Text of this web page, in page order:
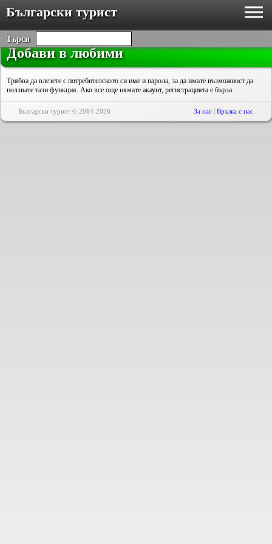
Български турист
Търси
Добави в любими
Трябва да влезете с потребителското си име и парола, за да имате възможност да
ползвате тази функция. Ако все още нямате акаунт, регистрацията е бърза.
Български турист © 2014-2026 За нас | Връзка с нас